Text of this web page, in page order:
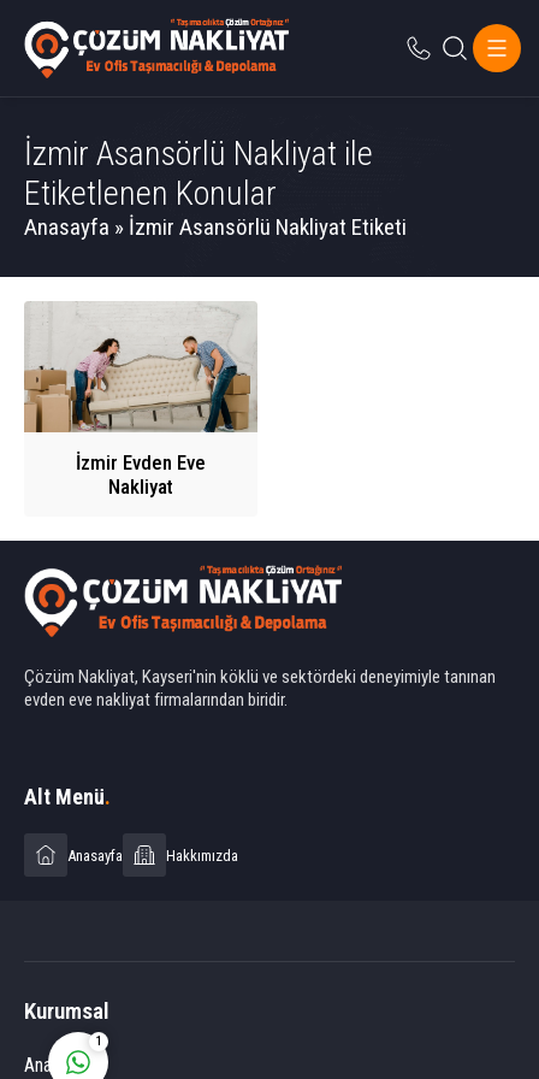
İzmir Asansörlü Nakliyat ile
Etiketlenen Konular
Anasayfa » İzmir Asansörlü Nakliyat Etiketi
İzmir Evden Eve
Nakliyat
Çözüm Nakliyat, Kayseri'nin köklü ve sektördeki deneyimiyle tanınan
evden eve nakliyat firmalarından biridir.
Alt Menü.
Anasayfa Hakkımızda
Kurumsal
Anasayfa
1